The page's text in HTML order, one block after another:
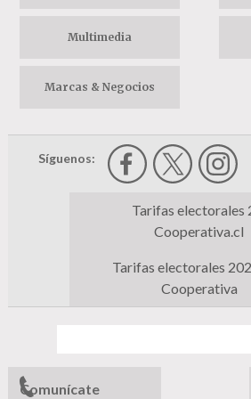
Multimedia
Marcas & Negocios
Síguenos:
Tarifas electorales
Cooperativa.cl
Tarifas electorales
Cooperativa
Comunícate